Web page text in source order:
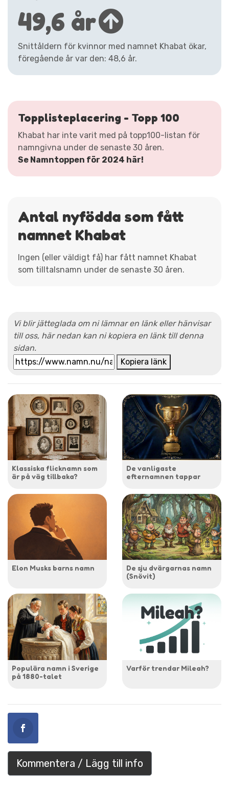
49,6 år
Snittåldern för kvinnor med namnet Khabat ökar,
föregående år var den: 48,6 år.
Topplisteplacering - Topp 100
Khabat har inte varit med på topp100-listan för
namngivna under de senaste 30 åren.
Se Namntoppen för 2024 här!
Antal nyfödda som fått
namnet Khabat
Ingen (eller väldigt få) har fått namnet Khabat
som tilltalsnamn under de senaste 30 åren.
Vi blir jätteglada om ni lämnar en länk eller hänvisar
till oss, här nedan kan ni kopiera en länk till denna
sidan.
Kopiera länk
Klassiska flicknamn som
är på väg tillbaka?
De vanligaste
efternamnen tappar
Elon Musks barns namn
De sju dvärgarnas namn
(Snövit)
Populära namn i Sverige
på 1880-talet
Varför trendar Mileah?
Kommentera / Lägg till info